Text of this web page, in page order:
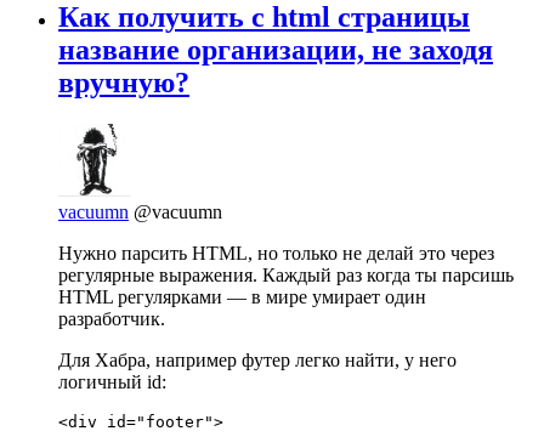
Как получить с html страницы
название организации, не заходя
вручную?
vacuumn @vacuumn
Нужно парсить HTML, но только не делай это через
регулярные выражения. Каждый раз когда ты парсишь
HTML регулярками — в мире умирает один
разработчик.
Для Хабра, например футер легко найти, у него
логичный id:
<div id="footer">